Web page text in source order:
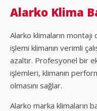
Alarko Klima
Alarko klimaların
işlemi klimanın verimli
azaltır. Profesyonel bir
işlemleri, klimanın
olmasını sağlar.
Alarko marka klimaların